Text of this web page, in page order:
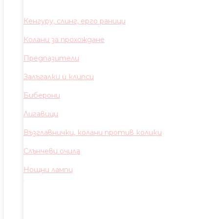
Кенгуру, слинг, ерго раници
Колани за прохождане
Предпазители
Залъгалки и клипси
Биберони
Лигавици
Възглавнички, колани против колики
Слънчеви очила
Нощни лампи